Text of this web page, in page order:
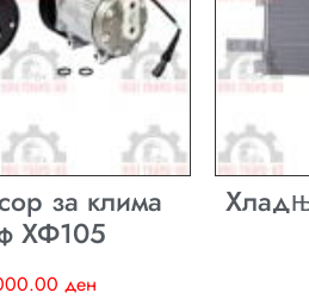
за клима
ХФ105
ден